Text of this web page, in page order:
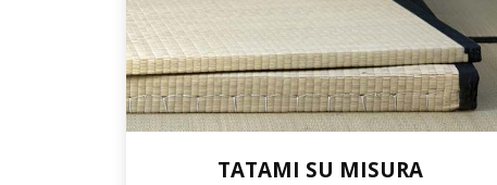
TATAMI SU MISURA